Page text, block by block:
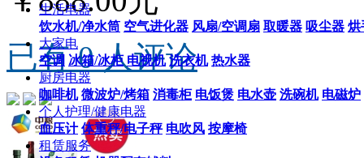
生活电器
饮水机/净水筒 空气进化器 风扇/空调扇 取暖器 吸尘器 烘
大家电
空调 冰箱/冰柜 电视机 洗衣机 热水器
厨房电器
咖啡机 微波炉/烤箱 消毒柜 电饭煲 电水壶 洗碗机 电磁炉
个人护理/健康电器
血压计 体重秤/电子秤 电吹风 按摩椅
租赁服务
已有 0 人评论